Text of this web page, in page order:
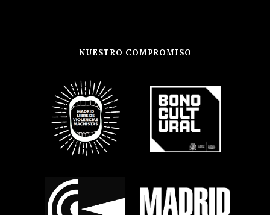
NUESTRO COMPROMISO